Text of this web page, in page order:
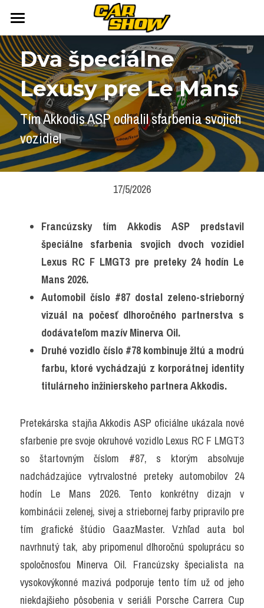
DOMOV
AUTONEWS
AUKCIE
ARCHÍV
NEWSLETTER
ŠPORT
ČLÁNKY
KALENDÁR
Dva špeciálne
Lexusy pre Le Mans
Tím Akkodis ASP odhalil sfarbenia svojich
vozidiel
17/5/2026
Francúzsky tím Akkodis ASP predstavil
špeciálne sfarbenia svojich dvoch vozidiel
Lexus RC F LMGT3 pre preteky 24 hodín Le
Mans 2026.
Automobil číslo #87 dostal zeleno-strieborný
vizuál na počesť dlhoročného partnerstva s
dodávateľom mazív Minerva Oil.
Druhé vozidlo číslo #78 kombinuje žltú a modrú
farbu, ktoré vychádzajú z korporátnej identity
titulárneho inžinierskeho partnera Akkodis.
Pretekárska stajňa Akkodis ASP oficiálne ukázala nové
sfarbenie pre svoje okruhové vozidlo Lexus RC F LMGT3
so štartovným číslom #87, s ktorým absolvuje
nadchádzajúce vytrvalostné preteky automobilov 24
hodín Le Mans 2026. Tento konkrétny dizajn v
kombinácii zelenej, sivej a striebornej farby pripravilo pre
tím grafické štúdio GaazMaster. Vzhľad auta bol
navrhnutý tak, aby pripomenul dlhoročnú spoluprácu so
spoločnosťou Minerva Oil. Francúzsky špecialista na
vysokovýkonné mazivá podporuje tento tím už od jeho
niekdajšieho pôsobenia v seriáli Porsche Carrera Cup